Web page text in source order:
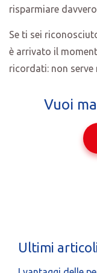
risparmiare
Se ti sei
è arrivato il
ricordati: non
Vuoi
Ultimi